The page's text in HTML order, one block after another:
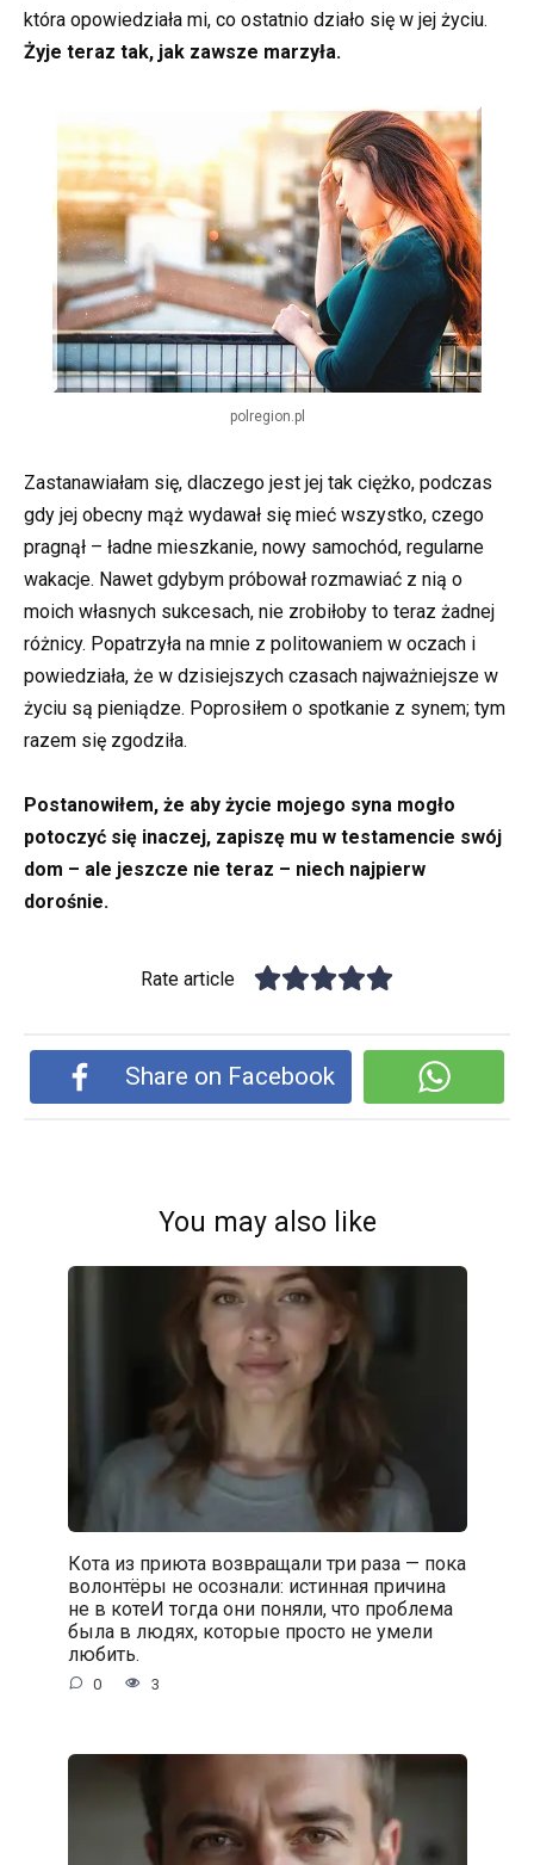
która opowiedziała mi, co ostatnio działo się w jej życiu.
Żyje teraz tak, jak zawsze marzyła.
polregion.pl
Zastanawiałam się, dlaczego jest jej tak ciężko, podczas
gdy jej obecny mąż wydawał się mieć wszystko, czego
pragnął – ładne mieszkanie, nowy samochód, regularne
wakacje. Nawet gdybym próbował rozmawiać z nią o
moich własnych sukcesach, nie zrobiłoby to teraz żadnej
różnicy. Popatrzyła na mnie z politowaniem w oczach i
powiedziała, że w dzisiejszych czasach najważniejsze w
życiu są pieniądze. Poprosiłem o spotkanie z synem; tym
razem się zgodziła.
Postanowiłem, że aby życie mojego syna mogło
potoczyć się inaczej, zapiszę mu w testamencie swój
dom – ale jeszcze nie teraz – niech najpierw
dorośnie.
Rate article
Share on Facebook
You may also like
Кота из приюта возвращали три раза — пока
волонтёры не осознали: истинная причина
не в котеИ тогда они поняли, что проблема
была в людях, которые просто не умели
любить.
0 3